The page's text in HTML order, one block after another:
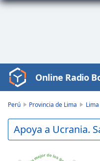
Video
Player
Play
Video
Online Radio
Perú Provincia de Lima Lima
Apoya a Ucrania.